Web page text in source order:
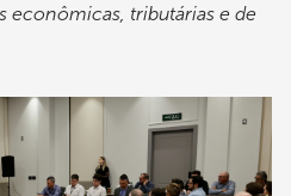
econômicas, tributárias e de